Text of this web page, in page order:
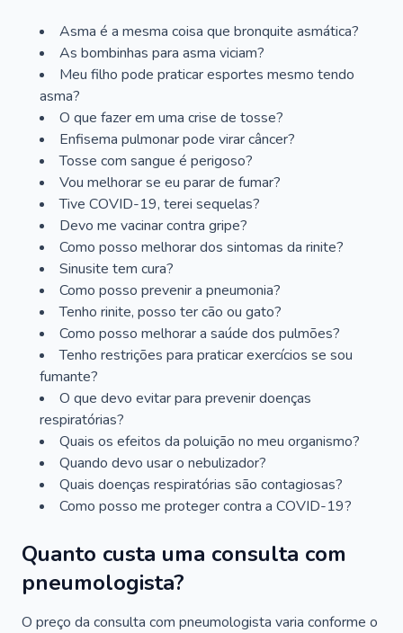
Asma é a mesma coisa que bronquite asmática?
As bombinhas para asma viciam?
Meu filho pode praticar esportes mesmo tendo
asma?
O que fazer em uma crise de tosse?
Enfisema pulmonar pode virar câncer?
Tosse com sangue é perigoso?
Vou melhorar se eu parar de fumar?
Tive COVID-19, terei sequelas?
Devo me vacinar contra gripe?
Como posso melhorar dos sintomas da rinite?
Sinusite tem cura?
Como posso prevenir a pneumonia?
Tenho rinite, posso ter cão ou gato?
Como posso melhorar a saúde dos pulmões?
Tenho restrições para praticar exercícios se sou
fumante?
O que devo evitar para prevenir doenças
respiratórias?
Quais os efeitos da poluição no meu organismo?
Quando devo usar o nebulizador?
Quais doenças respiratórias são contagiosas?
Como posso me proteger contra a COVID-19?
Quanto custa uma consulta com
pneumologista?
O preço da consulta com pneumologista varia conforme o